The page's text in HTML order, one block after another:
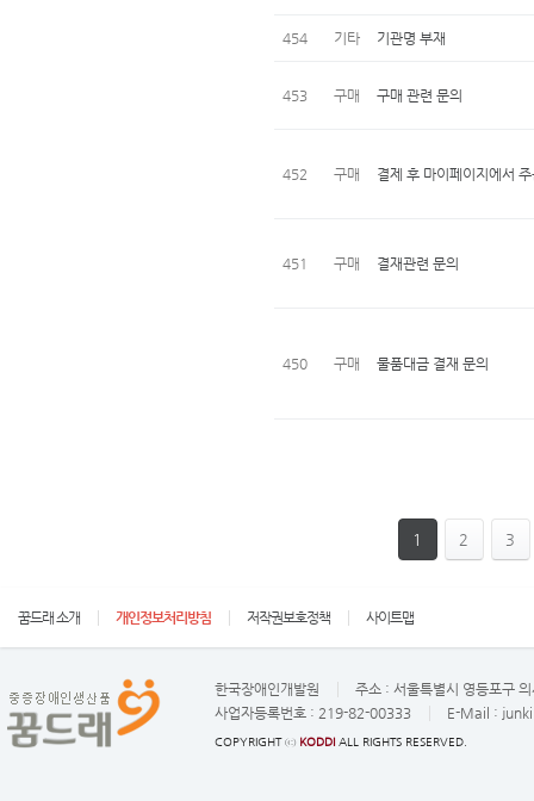
454 기타 기관명 부재
453 구매 구매 관련 문의
452 구매 결제 후 마이페이지에서
451 구매 결재관련 문의
450 구매 물품대금 결재 문의
1 2 3
꿈드래 소개 개인정보처리방침 저작권보호정책 사이트맵
한국장애인개발원 주소 : 서울특별시 영등포구
사업자등록번호 : 219-82-00333 E-Mail :
COPYRIGHT ⓒ KODDI ALL RIGHTS RESERVED.